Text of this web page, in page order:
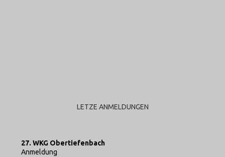
LETZE ANMELDUNGEN
27. WKG Obertiefenbach
Anmeldung